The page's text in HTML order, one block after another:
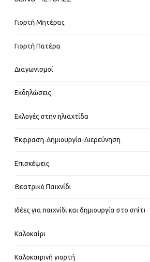
Γιορτή Μητέρας
Γιορτή Πατέρα
Διαγωνισμοί
Εκδηλώσεις
Εκλογές στην ηλιαχτίδα
Έκφραση-Δημιουργία-Διερεύνηση
Επισκέψεις
Θεατρικό Παιχνίδι
Ιδέες για παιχνίδι και δημιουργία στο σπίτι
Καλοκαίρι
Καλοκαιρινή γιορτή